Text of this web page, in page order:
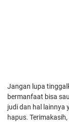
Jangan lupa
bermanfaat bisa
judi dan hal lainnya
hapus. Terimakasih,